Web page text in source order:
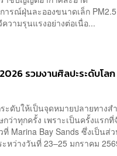
ารณ์ฝุ่นละอองขนาดเล็ก
วามรุนแรงอย่างต่อเนื่อ...
รวมงานศิลปะระดับโลก
ะดับให้เป็นจุดหมายปลายทางส
ว่าทุกครั้ง เพราะเป็นครั้งแรกที่
Marina Bay Sands ซึ่งเป็นส่
หว่างวันที่ 23–25 มกราคม